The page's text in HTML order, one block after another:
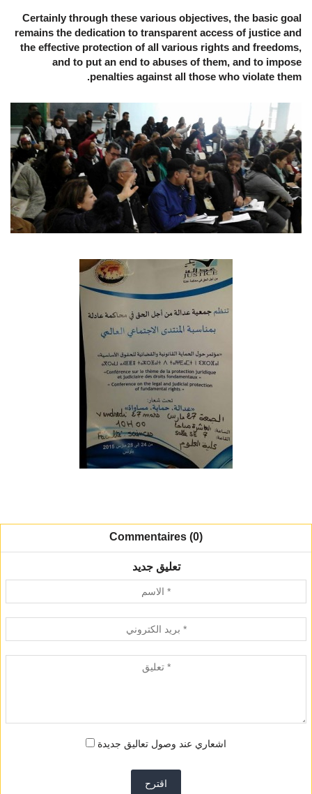
Certainly through these various objectives, the basic goal
remains the dedication to transparent access of justice and
the effective protection of all various rights and freedoms,
and to put an end to abuses of them, and to impose
penalties against all those who violate them.
Commentaires (0)
تعليق جديد
اشعاري عند وصول تعاليق جديدة
اقترح